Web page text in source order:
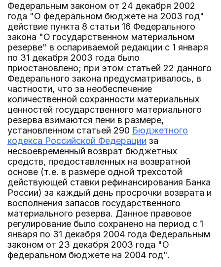
Федеральным законом от 24 декабря 2002
года "О федеральном бюджете на 2003 год"
действие пункта 8 статьи 16 Федерального
закона "О государственном материальном
резерве" в оспариваемой редакции с 1 января
по 31 декабря 2003 года было
приостановлено; при этом статьей 22 данного
Федерального закона предусматривалось, в
частности, что за необеспечение
количественной сохранности материальных
ценностей государственного материального
резерва взимаются пени в размере,
установленном статьей 290 Бюджетного
кодекса Российской Федерации за
несвоевременный возврат бюджетных
средств, предоставленных на возвратной
основе (т.е. в размере одной трехсотой
действующей ставки рефинансирования Банка
России) за каждый день просрочки возврата и
восполнения запасов государственного
материального резерва. Данное правовое
регулирование было сохранено на период с 1
января по 31 декабря 2004 года Федеральным
законом от 23 декабря 2003 года "О
федеральном бюджете на 2004 год".